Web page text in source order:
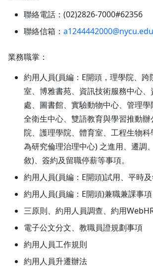
聯絡電話：(02)2826-7000#62356
聯絡信箱：
業務職掌：
約用人員(員編：E開頭，理學院、跨
室、博雅書苑、資訊技術服務中心
處、圖書館、實驗動物中心、管理
全衛生中心、雙語教育與學習推動
院、護理學院、體育室、工程生物
為研究倫理治理中心) 之進用、遷調
敘)、簽約及留職停薪等事項。
約用人員(員編：E開頭)試用、平時
約用人員(員編：E開頭)兼職兼課事項
三原則、約用人員調查、約用
電子公文分文、教職員證規劃事項
約用人員工作規則
約用人員升遷辦法